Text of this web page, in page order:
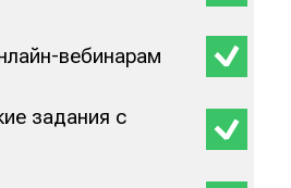
вебинарам
задания с